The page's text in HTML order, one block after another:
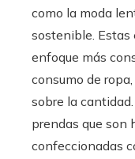
como la moda
sostenible. Estas
enfoque más
consumo de
sobre la
prendas que son
confeccionadas